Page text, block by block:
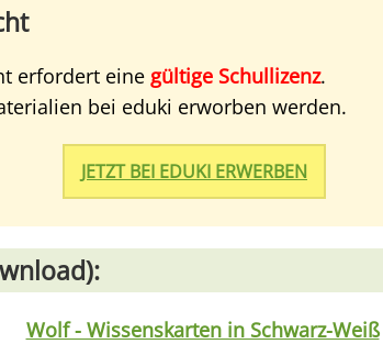
erfordert eine gültige Schullizenz.
bei eduki erworben werden.
JETZT BEI EDUKI ERWERBEN
Wolf - Wissenskarten in Schwarz-Weiß